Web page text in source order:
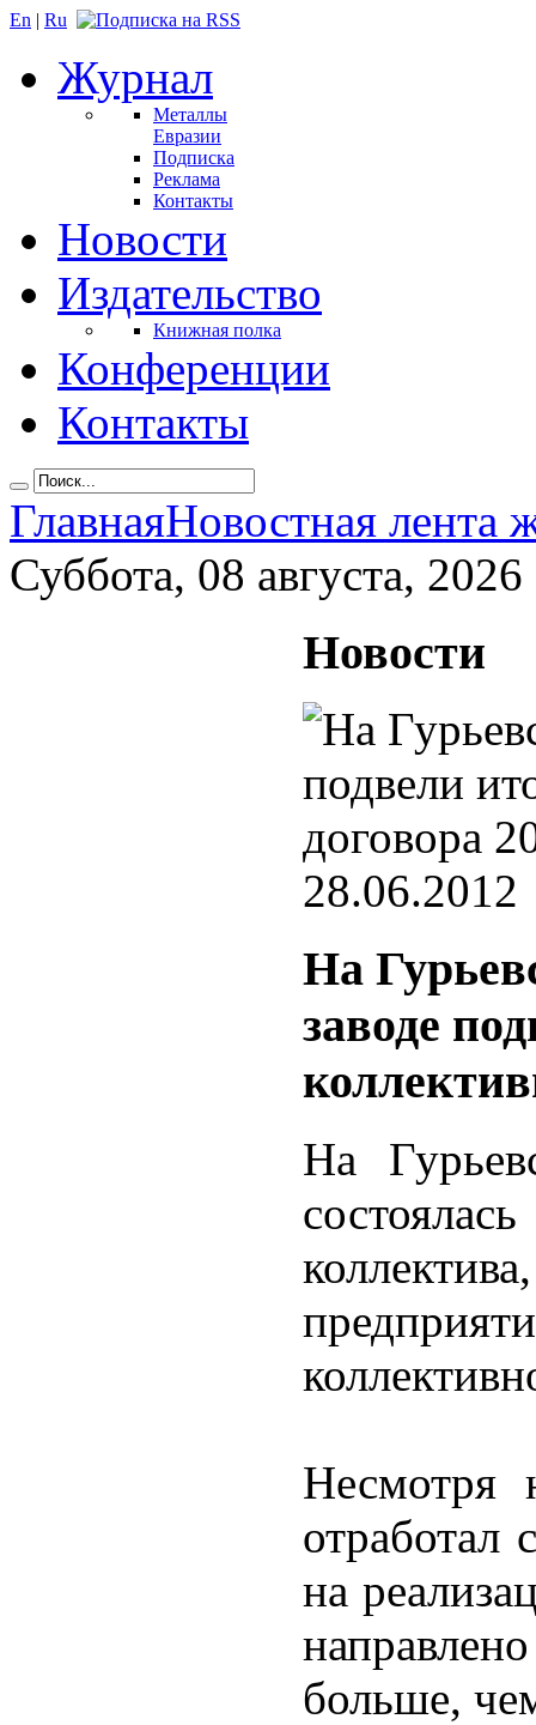
En | Ru
Журнал
Металлы
Евразии
Подписка
Реклама
Контакты
Новости
Издательство
Книжная полка
Конференции
Контакты
ГлавнаяНовостная лента
Суббота, 08 августа, 2026
Новости
28.06.2012
На
заводе
На
Несмотря
на
больше,